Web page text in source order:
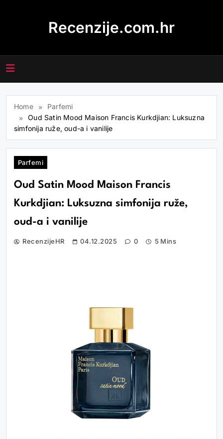
Recenzije.com.hr
Home
Parfemi
Oud Satin Mood Maison Francis Kurkdjian: Luksuzna
simfonija ruže, oud-a i vanilije
Parfemi
Oud Satin Mood Maison Francis
Kurkdjian: Luksuzna simfonija ruže,
oud-a i vanilije
RecenzijeHR 04.12.2025 0 5 Mins